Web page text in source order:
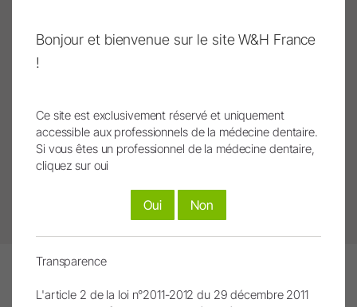
Accepter
Téléchargements
Rapports et études (Chirurgie orale & Implantologie
Bonjour et bienvenue sur le site W&H France
!
Ce site est exclusivement réservé et uniquement
accessible aux professionnels de la médecine dentaire.
Si vous êtes un professionnel de la médecine dentaire,
cliquez sur oui
Oui Non
Transparence
L'article 2 de la loi n°2011-2012 du 29 décembre 2011